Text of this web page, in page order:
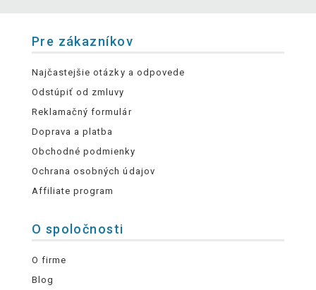
Pre zákazníkov
Najčastejšie otázky a odpovede
Odstúpiť od zmluvy
Reklamačný formulár
Doprava a platba
Obchodné podmienky
Ochrana osobných údajov
Affiliate program
O spoločnosti
O firme
Blog